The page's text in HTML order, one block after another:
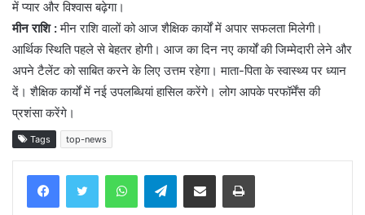
में प्यार और विश्वास बढ़ेगा।
मीन राशि :मीन राशि वालों को आज शैक्षिक कार्यों में अपार सफलता मिलेगी।
आर्थिक स्थिति पहले से बेहतर होगी। आज का दिन नए कार्यों की जिम्मेदारी लेने और
अपने टैलेंट को साबित करने के लिए उत्तम रहेगा। माता-पिता के स्वास्थ्य पर ध्यान
दें। शैक्षिक कार्यों में नई उपलब्धियां हासिल करेंगे। लोग आपके परफॉर्मेंस की
प्रशंसा करेंगे।
Tags top-news
WhatsAppTelegramShare via Email Print